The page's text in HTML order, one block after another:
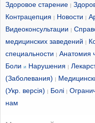
Здоровое старение |
Контрацепция | Новости |
Видеоконсультации |
медицинских заведений |
специальности | Анатомия
Боли и Нарушения |
(Заболевания) |
(Укр. версія) | Болі |
нам